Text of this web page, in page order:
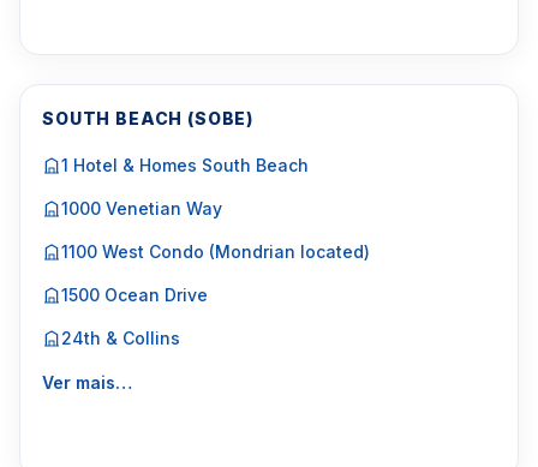
SOUTH BEACH (SOBE)
1 Hotel & Homes South Beach
1000 Venetian Way
1100 West Condo (Mondrian located)
1500 Ocean Drive
24th & Collins
Ver mais…